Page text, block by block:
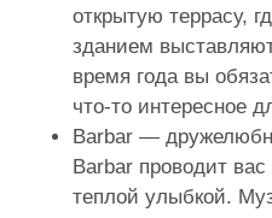
открытую террасу,
зданием
время года вы
что-то интересное
Barbar —
Barbar проводит
теплой улыбкой.